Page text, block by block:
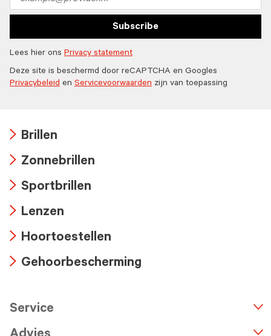
Subscribe
Lees hier ons Privacy statement
Deze site is beschermd door reCAPTCHA en Googles
Privacybeleid en Servicevoorwaarden zijn van toepassing
icon
Brillen
icon
Zonnebrillen
icon
Sportbrillen
icon
Lenzen
icon
Hoortoestellen
Gehoorbescherming
Service